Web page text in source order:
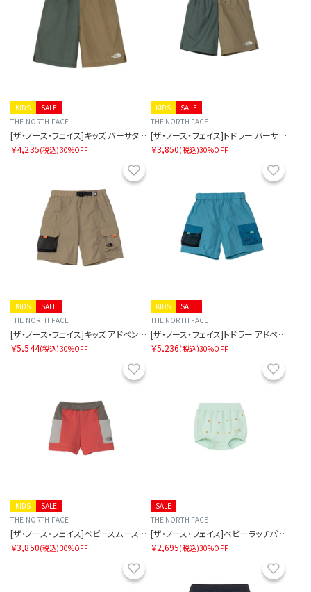
SALE
KIDS
THE NORTH FACE
[ザ・ノース・フェイス]キッズ バーサタイルショート
￥4,235(税込)30%OFF
SALE
KIDS
THE NORTH FACE
[ザ・ノース・フェイス]トドラー バーサタイルショート
￥3,850(税込)30%OFF
お気に入り
SALE
KIDS
THE NORTH FACE
[ザ・ノース・フェイス]キッズ アドベンチャーショート
￥5,544(税込)30%OFF
SALE
KIDS
THE NORTH FACE
[ザ・ノース・フェイス]トドラー アドベンチャーショート
￥5,236(税込)30%OFF
お気に入り
SALE
KIDS
THE NORTH FACE
[ザ・ノース・フェイス]ベビースムースグローショート
￥3,850(税込)30%OFF
SALE
THE NORTH FACE
[ザ・ノース・フェイス]ベビーラッチパイルショーツ
￥2,695(税込)30%OFF
お気に入り